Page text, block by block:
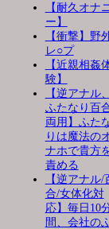
【耐久オナ
ー】
【衝撃】野
レ○プ
【近親相姦
験】
【逆アナル、
ふたなり百
両用】ふた
りは魔法の
ナホで貴方
責める
【逆アナル/
合/女体化対
応】毎日10
間、会社の